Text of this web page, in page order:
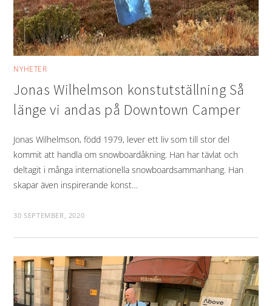
NYHETER
Jonas Wilhelmson konstutställning Så
länge vi andas på Downtown Camper
Jonas Wilhelmson, född 1979, lever ett liv som till stor del
kommit att handla om snowboardåkning. Han har tävlat och
deltagit i många internationella snowboardsammanhang. Han
skapar även inspirerande konst…
30 SEPTEMBER, 2020